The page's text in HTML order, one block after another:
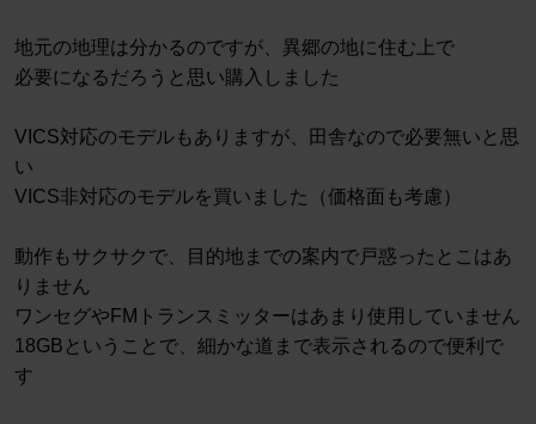
地元の地理は分かるのですが、異郷の地に住む上で
必要になるだろうと思い購入しました
VICS対応のモデルもありますが、田舎なので必要無いと思
い
VICS非対応のモデルを買いました（価格面も考慮）
動作もサクサクで、目的地までの案内で戸惑ったとこはあ
りません
ワンセグやFMトランスミッターはあまり使用していません
18GBということで、細かな道まで表示されるので便利で
す